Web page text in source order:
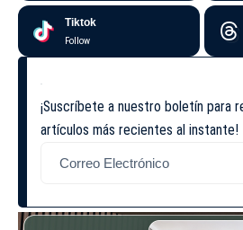
Tiktok
Follow
¡Suscríbete a nuestro boletín para
artículos más recientes al instante!